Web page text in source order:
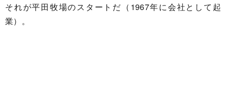
それが平田牧場のスタートだ（1967年に会社として起
業）。